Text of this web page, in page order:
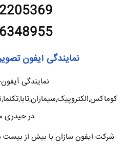
نمایندگی آیفون
نمایندگی
در حیدری
شرکت ایفون سازان با بیش از بیست